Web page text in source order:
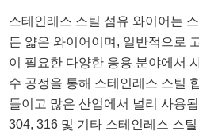
스테인레스 스틸 섬유 와이어는
든 얇은 와이어이며, 일반적으로
이 필요한 다양한 응용 분야에서
수 공정을 통해 스테인레스 스틸
들이고 많은 산업에서 널리 사용
304, 316 및 기타 스테인레스 스